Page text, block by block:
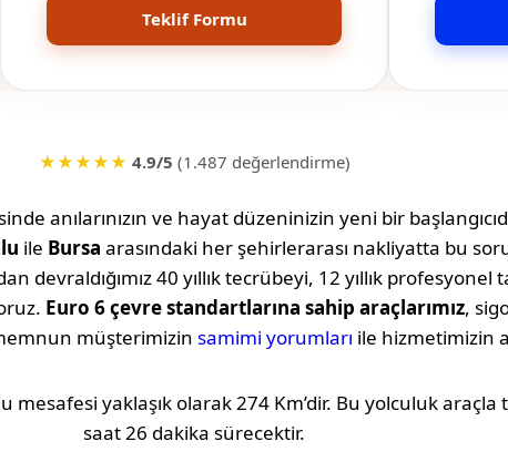
Teklif Formu
★★★★★ 4.9/5 (1.487 değerlendirme)
anılarınızın ve hayat düzeninizin yeni bir
ile Bursa arasındaki her şehirlerarası nakliyatta bu
devraldığımız 40 yıllık tecrübeyi, 12 yıllık profesyonel
Euro 6 çevre standartlarına sahip araçlarımız,
müşterimizin samimi yorumları ile hizmetimizin
mesafesi yaklaşık olarak274 Km’dir. Bu yolculuk
saat 26 dakika sürecektir.